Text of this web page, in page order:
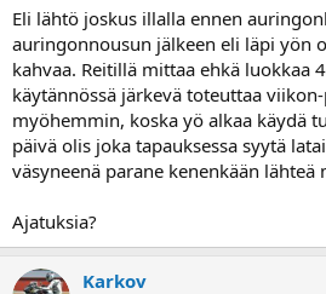
a
o
i
t
t
a
j
ä
Eli lähtö joskus illalla ennen
auringonnousun jälkeen eli läpi yön
kahvaa. Reitillä mittaa ehkä luokkaa
käytännössä järkevä toteuttaa
myöhemmin, koska yö alkaa käydä
päivä olis joka tapauksessa syytä
väsyneenä parane kenenkään lähteä
Ajatuksia?
Karkov